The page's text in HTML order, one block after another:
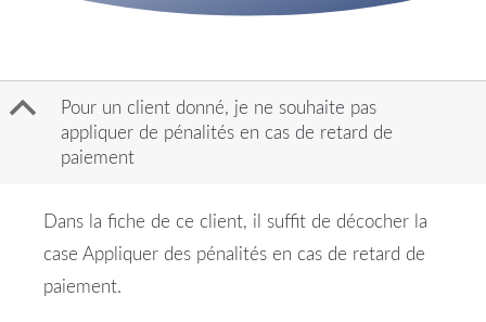
B
Pour un client donné, je ne souhaite pas
appliquer de pénalités en cas de retard de
paiement
Dans la fiche de ce client, il suffit de décocher la
case Appliquer des pénalités en cas de retard de
paiement.